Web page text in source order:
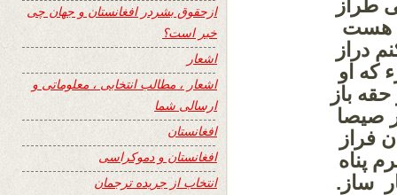
طراز
هست
دراز
که او
باز
صیصا
فراز
پناه
ساز.
ازحقوق بشردر افغانستان و جهان چی
خبر است؟
اشعار
اشعار ، مطالب انتخابی ، معلوماتی و
ارسالی شما
افغانستان
افغانستان و دموکراسی
انتخاب از جریده ترجمان